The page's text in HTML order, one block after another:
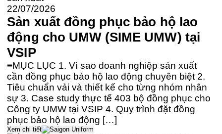
22/07/2026
Sản xuất đồng phục bảo hộ lao
động cho UMW (SIME UMW) tại
VSIP
≡MỤC LỤC 1. Vì sao doanh nghiệp sản xuất
cần đồng phục bảo hộ lao động chuyên biệt 2.
Tiêu chuẩn vải và thiết kế cho từng nhóm nhân
sự 3. Case study thực tế 403 bộ đồng phục cho
Công ty UMW tại VSIP 4. Quy trình đặt đồng
phục bảo hộ lao động […]
Xem chi tiết